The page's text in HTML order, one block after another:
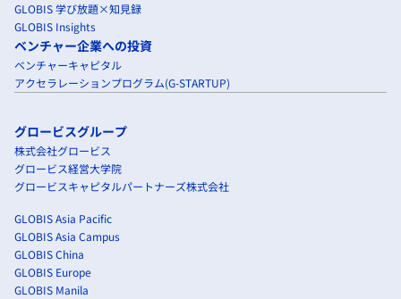
GLOBIS 学び放題×知見録
GLOBIS Insights
ベンチャー企業への投資
ベンチャーキャピタル
アクセラレーションプログラム(G-STARTUP)
グロービスグループ
株式会社グロービス
グロービス経営大学院
グロービスキャピタルパートナーズ株式会社
GLOBIS Asia Pacific
GLOBIS Asia Campus
GLOBIS China
GLOBIS Europe
GLOBIS Manila